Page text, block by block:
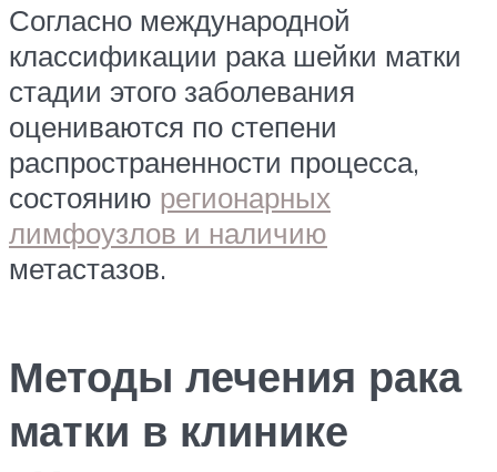
Согласно международной
классификации рака шейки матки
стадии этого заболевания
оцениваются по степени
распространенности процесса,
состоянию регионарных
лимфоузлов и наличию
метастазов.
Методы лечения рака
матки в клинике